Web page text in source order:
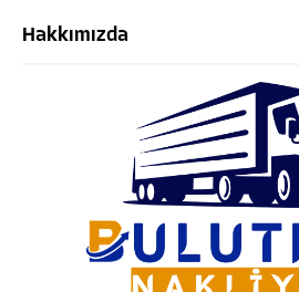
Hakkımızda